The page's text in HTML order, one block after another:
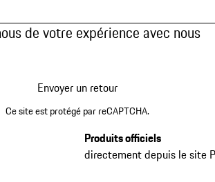
de votre expérience avec nous
Envoyer un retour
Ce site est protégé par reCAPTCHA.
Produits officiels
directement depuis le site